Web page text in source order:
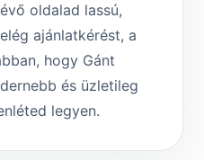
oldalad lassú,
ajánlatkérést, a
hogy Gánt
és üzletileg
legyen.